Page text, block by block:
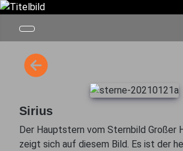
Sirius
Der Hauptstern vom Sternbild Großer
zeigt sich auf diesem Bild. Es ist der